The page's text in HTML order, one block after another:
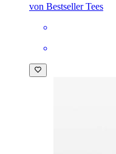
von Bestseller Tees